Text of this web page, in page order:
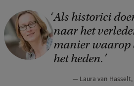
C
o
p
Als historici
naar het
manier
het heden.
Laura van